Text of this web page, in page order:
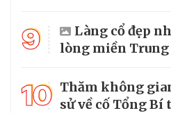
9
Làng cổ đẹp
lòng miền Trung
10 Thăm không
sử về cố Tổng